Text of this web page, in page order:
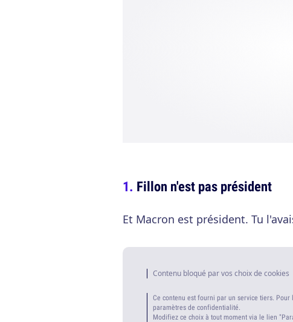
Fillon n'est pas président
Et Macron est président. Tu
Contenu bloqué par vos choix de cookies
Ce contenu est fourni par un service tiers.
paramètres de confidentialité.
Modifiez ce choix à tout moment via le lien